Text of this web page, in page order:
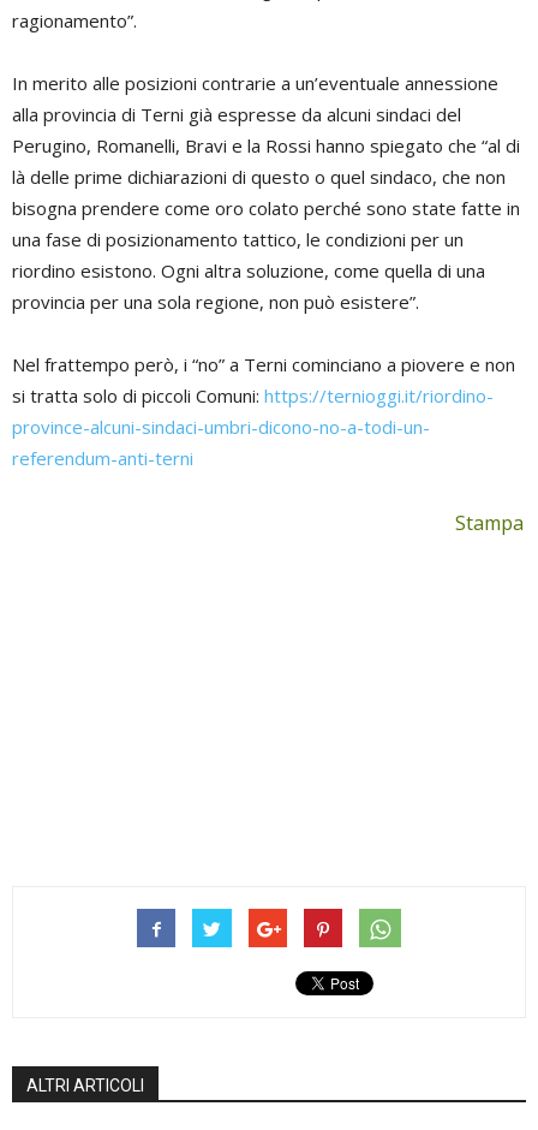
ragionamento”.
In merito alle posizioni contrarie a un’eventuale annessione
alla provincia di Terni già espresse da alcuni sindaci del
Perugino, Romanelli, Bravi e la Rossi hanno spiegato che “al di
là delle prime dichiarazioni di questo o quel sindaco, che non
bisogna prendere come oro colato perché sono state fatte in
una fase di posizionamento tattico, le condizioni per un
riordino esistono. Ogni altra soluzione, come quella di una
provincia per una sola regione, non può esistere”.
Nel frattempo però, i “no” a Terni cominciano a piovere e non
si tratta solo di piccoli Comuni: https://ternioggi.it/riordino-
province-alcuni-sindaci-umbri-dicono-no-a-todi-un-
referendum-anti-terni
Stampa
ALTRI ARTICOLI